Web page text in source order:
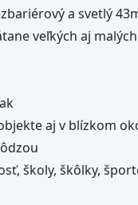
a svetlý
veľkých aj
aj v blízkom
školy, škôlky,